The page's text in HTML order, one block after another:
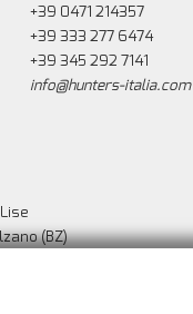
+39 0471 214357
+39 333 277 6474
+39 345 292 7141
info@hunters-italia.com
(BZ)